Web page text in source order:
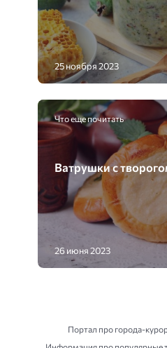
25 ноября 2023
Что еще почитать
Ватрушки с
26 июня 2023
Портал про города-